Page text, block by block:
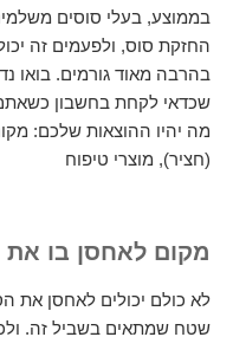
החזקת סוס, ולפעמים זה
בהרבה מאוד גורמים. בואו
שכדאי לקחת בחשבון
מה יהיו ההוצאות שלכם:
(חציר), מוצרי טיפוח
מקום לאחסן בו
לא כולם יכולים לאחסן את
שטח שמתאים בשביל זה.